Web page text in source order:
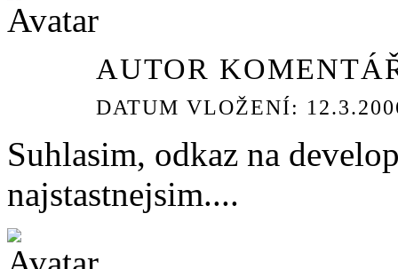
AUTOR
DATUM VLOŽENÍ:
Suhlasim, odkaz na
najstastnejsim....